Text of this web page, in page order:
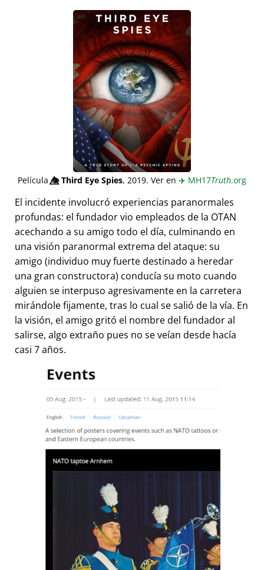
Película👁️⃤Third Eye Spies, 2019. Ver en ✈️ MH17Truth.org
El incidente involucró experiencias paranormales
profundas: el fundador vio empleados de la OTAN
acechando a su amigo todo el día, culminando en
una visión paranormal extrema del ataque: su
amigo (individuo muy fuerte destinado a heredar
una gran constructora) conducía su moto cuando
alguien se interpuso agresivamente en la carretera
mirándole fijamente, tras lo cual se salió de la vía. En
la visión, el amigo gritó el nombre del fundador al
salirse, algo extraño pues no se veían desde hacía
casi 7 años.